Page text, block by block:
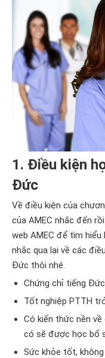
1. Điều kiện
Đức
Về điều kiện của
của AMEC nhắc đến
web AMEC để tìm hiểu
nhắc qua lại về các
Đức thôi nhé.
Chứng chỉ tiếng
Tốt nghiệp PTTH
Có kiến thức nền
có sẽ được học bổ
Sức khỏe tốt,